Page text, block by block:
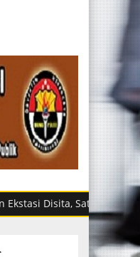
Disita, Satres Narkoba